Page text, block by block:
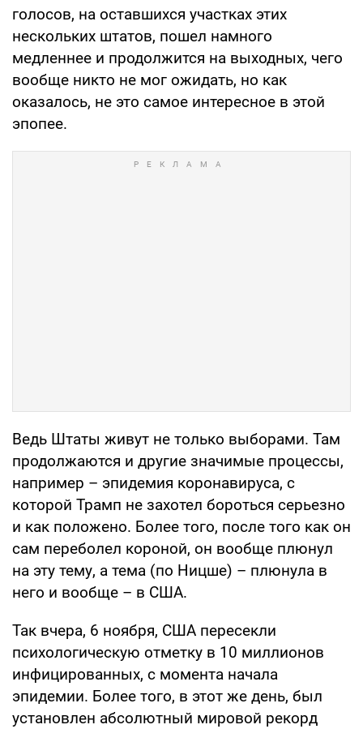
голосов, на оставшихся участках этих
нескольких штатов, пошел намного
медленнее и продолжится на выходных, чего
вообще никто не мог ожидать, но как
оказалось, не это самое интересное в этой
эпопее.
Ведь Штаты живут не только выборами. Там
продолжаются и другие значимые процессы,
например – эпидемия коронавируса, с
которой Трамп не захотел бороться серьезно
и как положено. Более того, после того как он
сам переболел короной, он вообще плюнул
на эту тему, а тема (по Ницше) – плюнула в
него и вообще – в США.
Так вчера, 6 ноября, США пересекли
психологическую отметку в 10 миллионов
инфицированных, с момента начала
эпидемии. Более того, в этот же день, был
установлен абсолютный мировой рекорд